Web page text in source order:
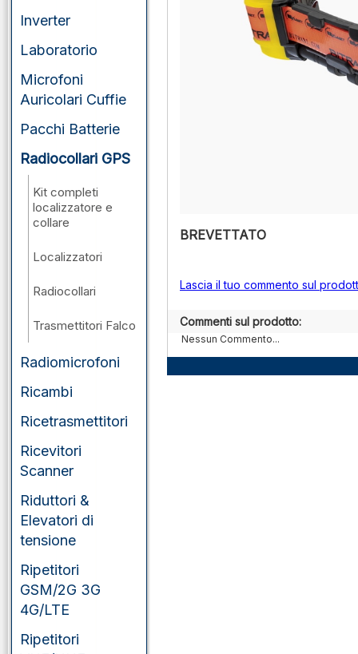
Inverter
Laboratorio
Microfoni
Auricolari Cuffie
Pacchi Batterie
Radiocollari GPS
Kit completi
localizzatore e
collare
Localizzatori
Radiocollari
Trasmettitori Falco
Radiomicrofoni
Ricambi
Ricetrasmettitori
Ricevitori
Scanner
Riduttori &
Elevatori di
tensione
Ripetitori
GSM/2G 3G
4G/LTE
Ripetitori
BREVETTATO
Lascia il tuo commento sul
Commenti sul prodotto:
Nessun Commento...